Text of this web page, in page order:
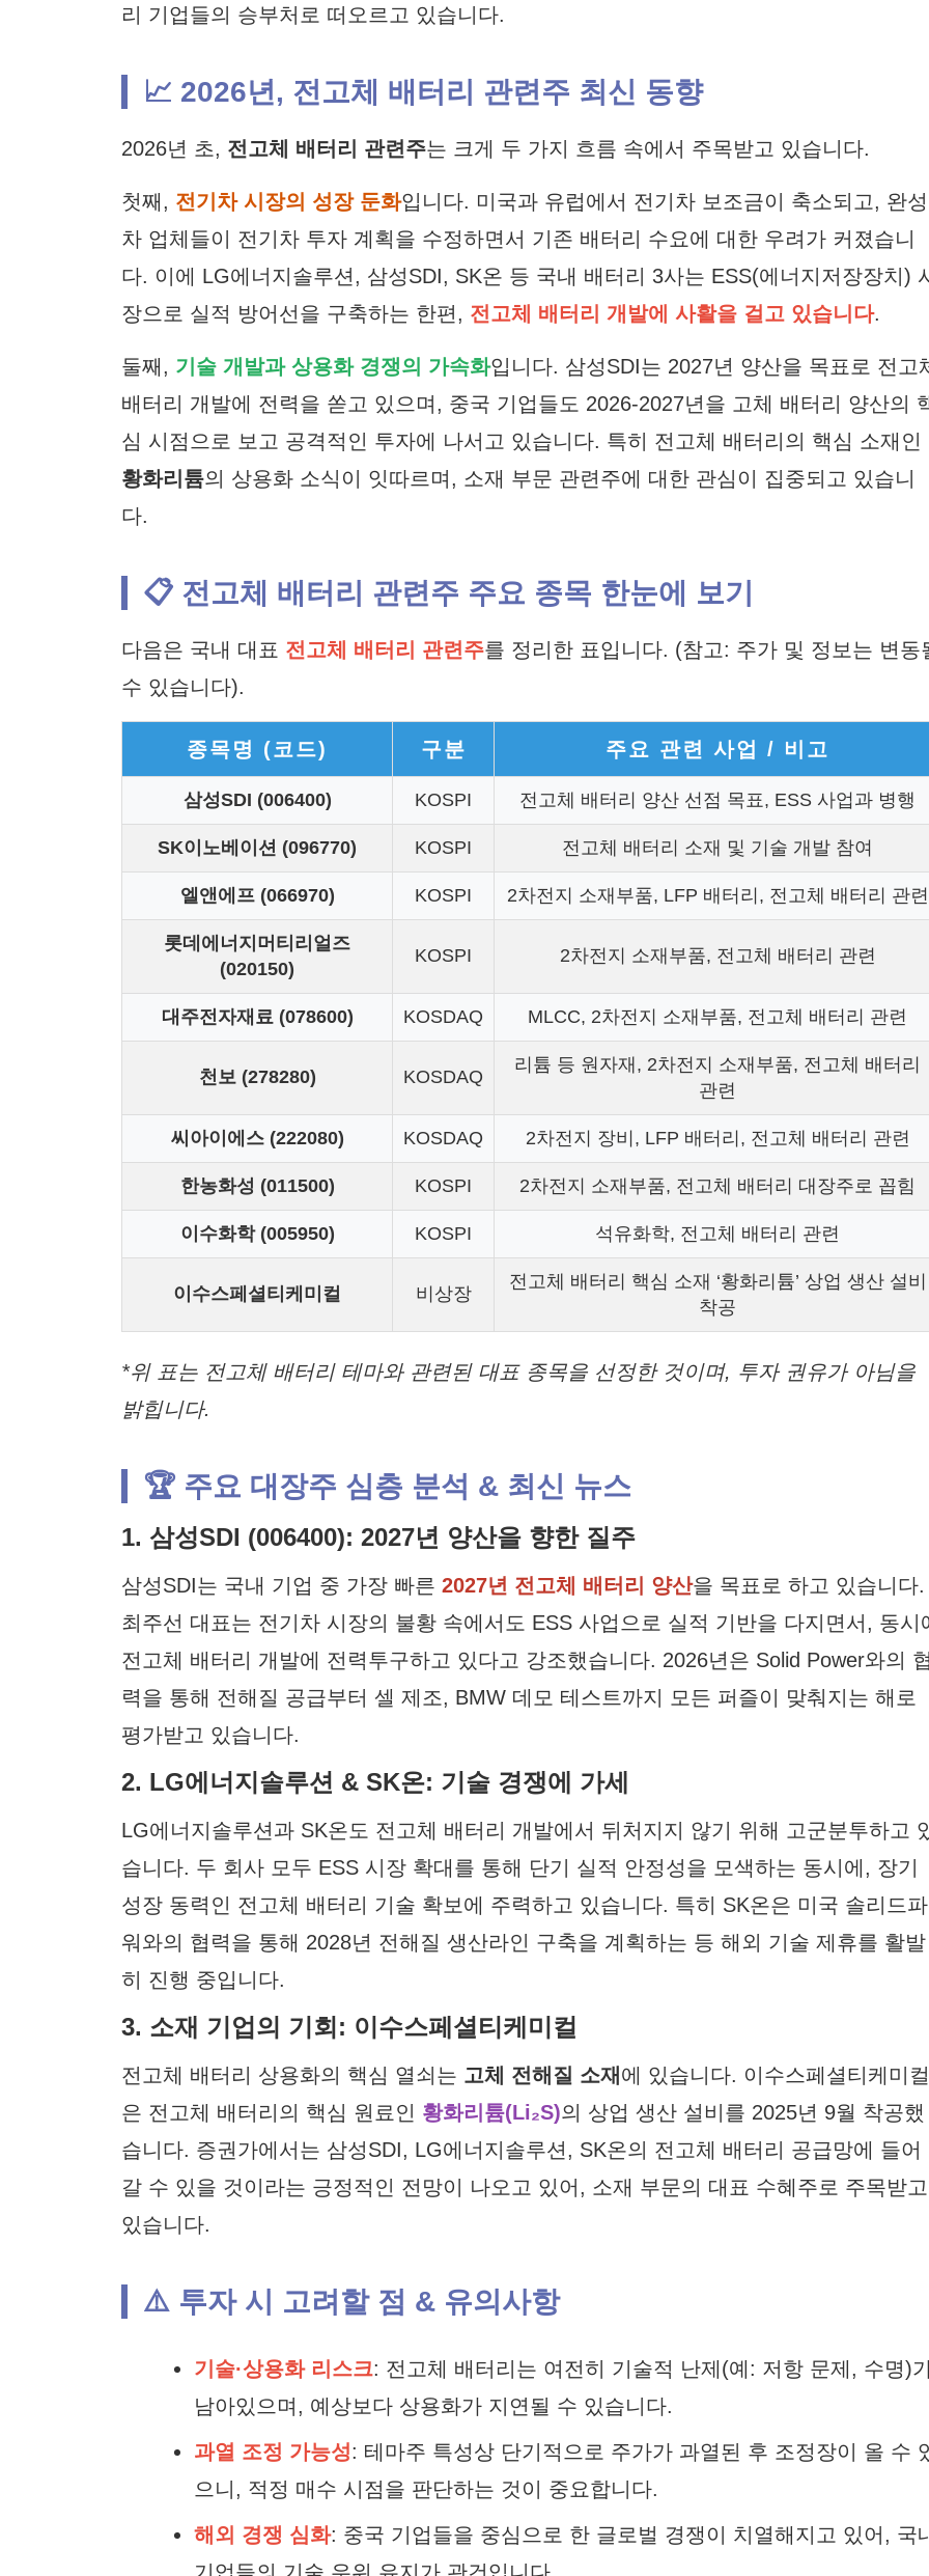
리 기업들의 승부처로 떠오르고 있습니다.
📈 2026년, 전고체 배터리 관련주 최신 동향
2026년 초, 전고체 배터리 관련주는 크게 두 가지 흐름 속에서 주목받고 있습니다.
첫째, 전기차 시장의 성장 둔화입니다. 미국과 유럽에서 전기차 보조금이 축소되고, 완성
차 업체들이 전기차 투자 계획을 수정하면서 기존 배터리 수요에 대한 우려가 커졌습니
다. 이에 LG에너지솔루션, 삼성SDI, SK온 등 국내 배터리 3사는 ESS(에너지저장장치)
장으로 실적 방어선을 구축하는 한편, 전고체 배터리 개발에 사활을 걸고 있습니다.
둘째, 기술 개발과 상용화 경쟁의 가속화입니다. 삼성SDI는 2027년 양산을 목표로 전고
배터리 개발에 전력을 쏟고 있으며, 중국 기업들도 2026-2027년을 고체 배터리 양산의
심 시점으로 보고 공격적인 투자에 나서고 있습니다. 특히 전고체 배터리의 핵심 소재인
황화리튬의 상용화 소식이 잇따르며, 소재 부문 관련주에 대한 관심이 집중되고 있습니
다.
📋 전고체 배터리 관련주 주요 종목 한눈에 보기
다음은 국내 대표 전고체 배터리 관련주를 정리한 표입니다. (참고: 주가 및 정보는 변동
수 있습니다).
종목명 (코드) 구분 주요 관련 사업 / 비고
삼성SDI (006400) KOSPI 전고체 배터리 양산 선점 목표, ESS 사업과 병행
SK이노베이션 (096770) KOSPI 전고체 배터리 소재 및 기술 개발 참여
엘앤에프 (066970) KOSPI 2차전지 소재부품, LFP 배터리, 전고체 배터리 관련
롯데에너지머티리얼즈
(020150)
KOSPI 2차전지 소재부품, 전고체 배터리 관련
대주전자재료 (078600) KOSDAQ MLCC, 2차전지 소재부품, 전고체 배터리 관련
천보 (278280) KOSDAQ
리튬 등 원자재, 2차전지 소재부품, 전고체 배터리
관련
씨아이에스 (222080) KOSDAQ 2차전지 장비, LFP 배터리, 전고체 배터리 관련
한농화성 (011500) KOSPI 2차전지 소재부품, 전고체 배터리 대장주로 꼽힘
이수화학 (005950) KOSPI 석유화학, 전고체 배터리 관련
이수스페셜티케미컬 비상장
전고체 배터리 핵심 소재 ‘황화리튬’ 상업 생산 설비
착공
*위 표는 전고체 배터리 테마와 관련된 대표 종목을 선정한 것이며, 투자 권유가 아님을
밝힙니다.
🏆 주요 대장주 심층 분석 & 최신 뉴스
1. 삼성SDI (006400): 2027년 양산을 향한 질주
삼성SDI는 국내 기업 중 가장 빠른 2027년 전고체 배터리 양산을 목표로 하고 있습니다.
최주선 대표는 전기차 시장의 불황 속에서도 ESS 사업으로 실적 기반을 다지면서, 동시
전고체 배터리 개발에 전력투구하고 있다고 강조했습니다. 2026년은 Solid Power와의
력을 통해 전해질 공급부터 셀 제조, BMW 데모 테스트까지 모든 퍼즐이 맞춰지는 해로
평가받고 있습니다.
2. LG에너지솔루션 & SK온: 기술 경쟁에 가세
LG에너지솔루션과 SK온도 전고체 배터리 개발에서 뒤처지지 않기 위해 고군분투하고
습니다. 두 회사 모두 ESS 시장 확대를 통해 단기 실적 안정성을 모색하는 동시에, 장기
성장 동력인 전고체 배터리 기술 확보에 주력하고 있습니다. 특히 SK온은 미국 솔리드파
워와의 협력을 통해 2028년 전해질 생산라인 구축을 계획하는 등 해외 기술 제휴를 활발
히 진행 중입니다.
3. 소재 기업의 기회: 이수스페셜티케미컬
전고체 배터리 상용화의 핵심 열쇠는 고체 전해질 소재 에 있습니다. 이수스페셜티케미컬
은 전고체 배터리의 핵심 원료인 황화리튬(Li₂S)의 상업 생산 설비를 2025년 9월 착공했
습니다. 증권가에서는 삼성SDI, LG에너지솔루션, SK온의 전고체 배터리 공급망에 들어
갈 수 있을 것이라는 긍정적인 전망이 나오고 있어, 소재 부문의 대표 수혜주로 주목받고
있습니다.
⚠️ 투자 시 고려할 점 & 유의사항
기술·상용화 리스크: 전고체 배터리는 여전히 기술적 난제(예: 저항 문제, 수명)
남아있으며, 예상보다 상용화가 지연될 수 있습니다.
과열 조정 가능성: 테마주 특성상 단기적으로 주가가 과열된 후 조정장이 올 수
으니, 적정 매수 시점을 판단하는 것이 중요합니다.
해외 경쟁 심화: 중국 기업들을 중심으로 한 글로벌 경쟁이 치열해지고 있어, 국